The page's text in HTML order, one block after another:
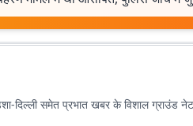
दिल्‍ली समेत प्रभात खबर के विशाल ग्राउंड